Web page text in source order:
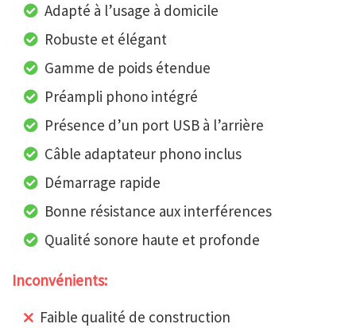
Adapté à l’usage à domicile
Robuste et élégant
Gamme de poids étendue
Préampli phono intégré
Présence d’un port USB à l’arrière
Câble adaptateur phono inclus
Démarrage rapide
Bonne résistance aux interférences
Qualité sonore haute et profonde
Inconvénients:
Faible qualité de construction